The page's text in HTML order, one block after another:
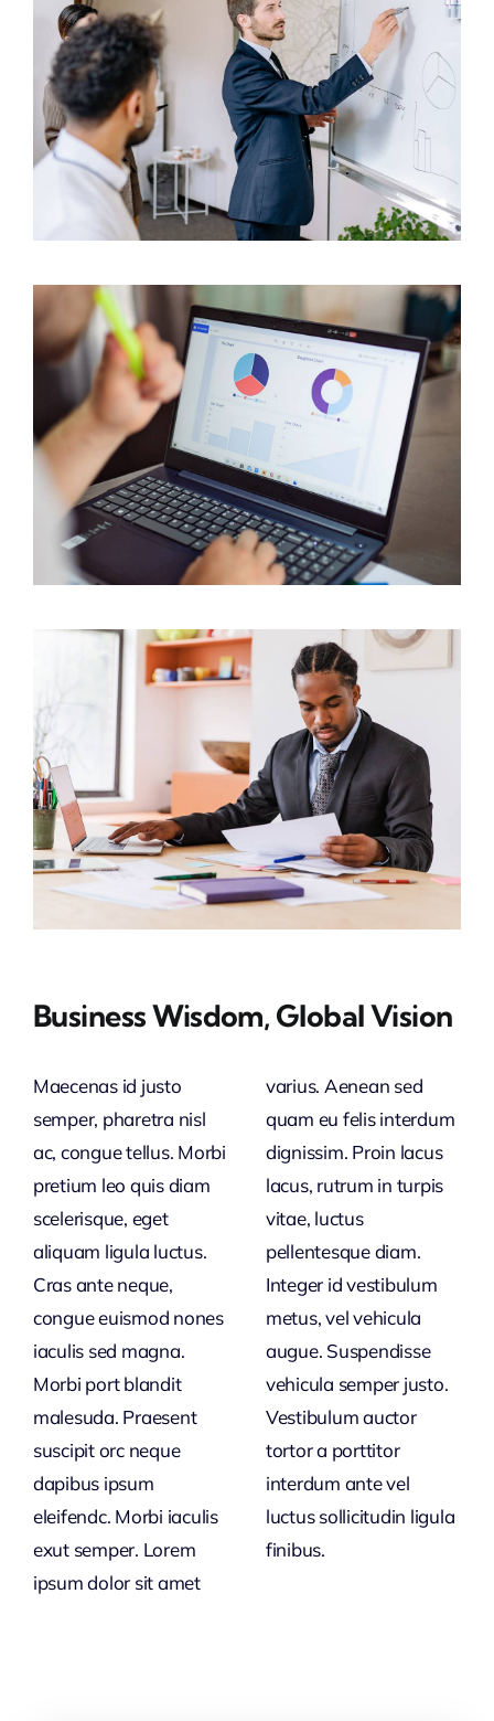
Business Wisdom, Global Vision
Maecenas id justo
semper, pharetra nisl
ac, congue tellus. Morbi
pretium leo quis diam
scelerisque, eget
aliquam ligula luctus.
Cras ante neque,
congue euismod nones
iaculis sed magna.
Morbi port blandit
malesuda. Praesent
suscipit orc neque
dapibus ipsum
eleifendc. Morbi iaculis
exut semper. Lorem
ipsum dolor sit amet
varius. Aenean sed
quam eu felis interdum
dignissim. Proin lacus
lacus, rutrum in turpis
vitae, luctus
pellentesque diam.
Integer id vestibulum
metus, vel vehicula
augue. Suspendisse
vehicula semper justo.
Vestibulum auctor
tortor a porttitor
interdum ante vel
luctus sollicitudin ligula
finibus.